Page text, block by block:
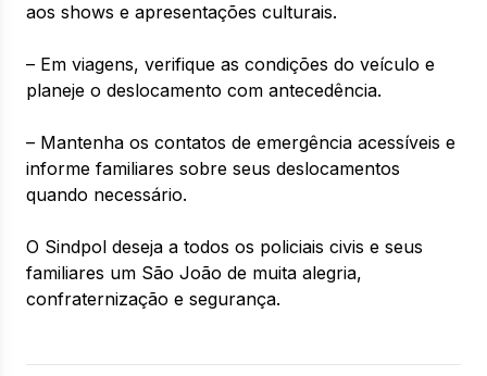
aos shows e apresentações culturais.
– Em viagens, verifique as condições do veículo e
planeje o deslocamento com antecedência.
– Mantenha os contatos de emergência acessíveis e
informe familiares sobre seus deslocamentos
quando necessário.
O Sindpol deseja a todos os policiais civis e seus
familiares um São João de muita alegria,
confraternização e segurança.